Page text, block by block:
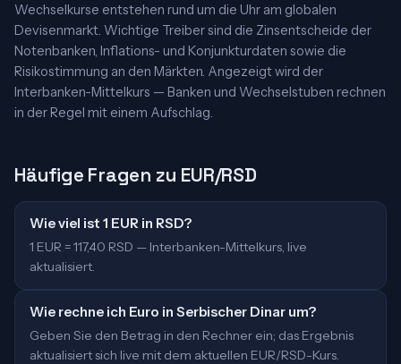
Wechselkurse entstehen rund um die Uhr am globalen
Devisenmarkt. Wichtige Treiber sind die Zinsentscheide der
Notenbanken, Inflations- und Konjunkturdaten sowie die
Risikostimmung an den Märkten. Angezeigt wird der
Interbanken-Mittelkurs — Banken und Wechselstuben rechnen
in der Regel mit einem Aufschlag.
Häufige Fragen zu EUR/RSD
Wie viel ist 1 EUR in RSD?
1 EUR = 117,40 RSD — Interbanken-Mittelkurs, live
aktualisiert.
Wie rechne ich Euro in Serbischer Dinar um?
Geben Sie den Betrag in den Rechner ein; das Ergebnis
aktualisiert sich live mit dem aktuellen EUR/RSD-Kurs.